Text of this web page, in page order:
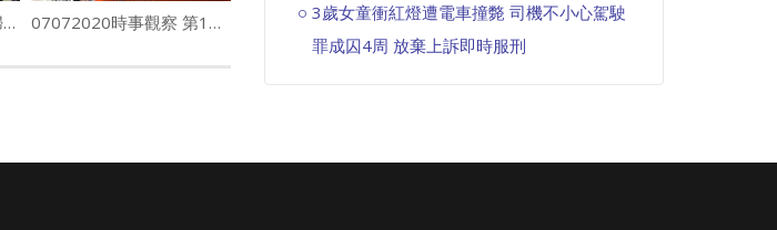
俄烏局勢｜俄軍空襲烏婦幼醫院釀17傷 澤連斯基斥戰爭罪行泯滅人性 07072020時事觀察 第1節 陳煐傑：美國慶祝獨立但係向病毒投降
3歲女童衝紅燈遭電車撞斃 司機不小心駕駛
罪成囚4周 放棄上訴即時服刑